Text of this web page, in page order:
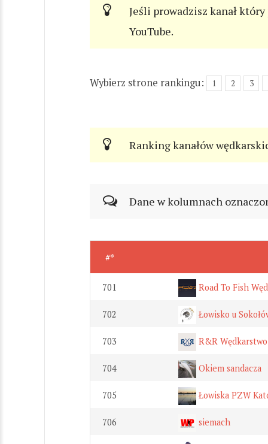
Jeśli prowadzisz kanał
YouTube.
Wybierz strone rankingu: 1 2 3
Ranking kanałów
Dane w kolumnach
#*
701 Road To Fish
702 Łowisko u
703 R&R Wędkarstwo
704 Okiem sandacza
705 Łowiska PZW
706 siemach